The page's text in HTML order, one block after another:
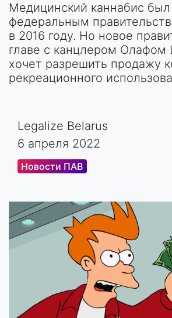
Медицинский каннабис был
федеральным
в 2016 году. Но новое
главе с канцлером
хочет разрешить продажу
рекреационного
Legalize Belarus
6 апреля 2022
Новости ПАВ